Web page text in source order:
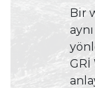
Bir
GRİ